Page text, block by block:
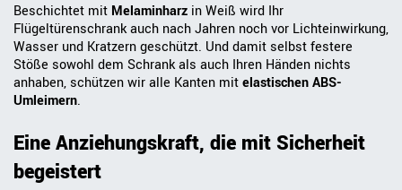
Beschichtet mit Melaminharz in Weiß wird Ihr
Flügeltürenschrank auch nach Jahren noch vor Lichteinwirkung,
Wasser und Kratzern geschützt. Und damit selbst festere
Stöße sowohl dem Schrank als auch Ihren Händen nichts
anhaben, schützen wir alle Kanten mitelastischen ABS-
Umleimern.
Eine Anziehungskraft, die mit Sicherheit
begeistert